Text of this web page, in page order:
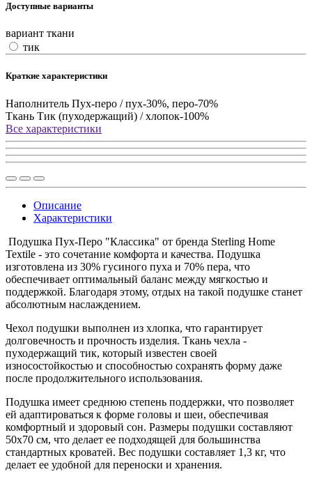
Доступные варианты
вариант ткани
тик
Краткие характеристики
Наполнитель Пух-перо / пух-30%, перо-70%
Ткань Тик (пуходержащий) / хлопок-100%
Все характеристики
Описание
Характеристики
Подушка Пух-Перо "Классика" от бренда Sterling Home
Textile - это сочетание комфорта и качества. Подушка
изготовлена из 30% гусиного пуха и 70% пера, что
обеспечивает оптимальный баланс между мягкостью и
поддержкой. Благодаря этому, отдых на такой подушке станет
абсолютным наслаждением.
Чехол подушки выполнен из хлопка, что гарантирует
долговечность и прочность изделия. Ткань чехла -
пуходержащий тик, который известен своей
износостойкостью и способностью сохранять форму даже
после продолжительного использования.
Подушка имеет среднюю степень поддержки, что позволяет
ей адаптироваться к форме головы и шеи, обеспечивая
комфортный и здоровый сон. Размеры подушки составляют
50х70 см, что делает ее подходящей для большинства
стандартных кроватей. Вес подушки составляет 1,3 кг, что
делает ее удобной для переноски и хранения.